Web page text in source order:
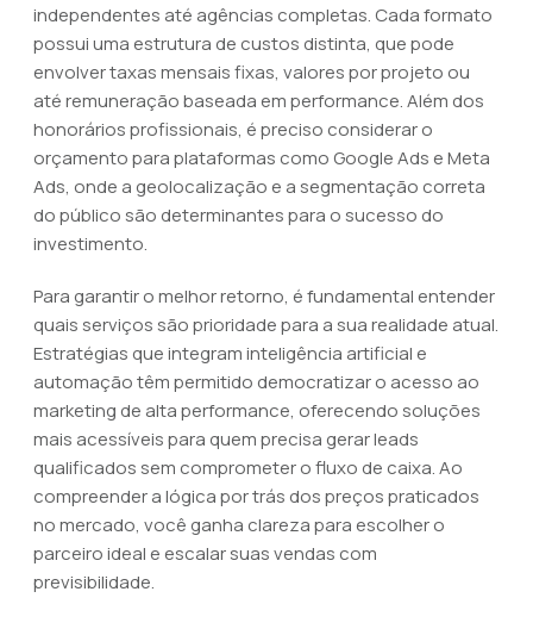
independentes até agências completas. Cada formato
possui uma estrutura de custos distinta, que pode
envolver taxas mensais fixas, valores por projeto ou
até remuneração baseada em performance. Além dos
honorários profissionais, é preciso considerar o
orçamento para plataformas como Google Ads e Meta
Ads, onde a geolocalização e a segmentação correta
do público são determinantes para o sucesso do
investimento.
Para garantir o melhor retorno, é fundamental entender
quais serviços são prioridade para a sua realidade atual.
Estratégias que integram inteligência artificial e
automação têm permitido democratizar o acesso ao
marketing de alta performance, oferecendo soluções
mais acessíveis para quem precisa gerar leads
qualificados sem comprometer o fluxo de caixa. Ao
compreender a lógica por trás dos preços praticados
no mercado, você ganha clareza para escolher o
parceiro ideal e escalar suas vendas com
previsibilidade.